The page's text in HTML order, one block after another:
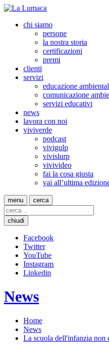
chi siamo
persone
la nostra storia
certificazioni
premi
clienti
servizi
educazione
comunicazione
servizi educativi
news
lavora con noi
viviverde
podcast
vivigulp
vivislurp
vivivideo
fai la cosa giusta
vai all’ultima
menu cerca
chiudi
Facebook
Twitter
YouTube
Instagram
Linkedin
News
Home
News
La scuola dell'infanzia non